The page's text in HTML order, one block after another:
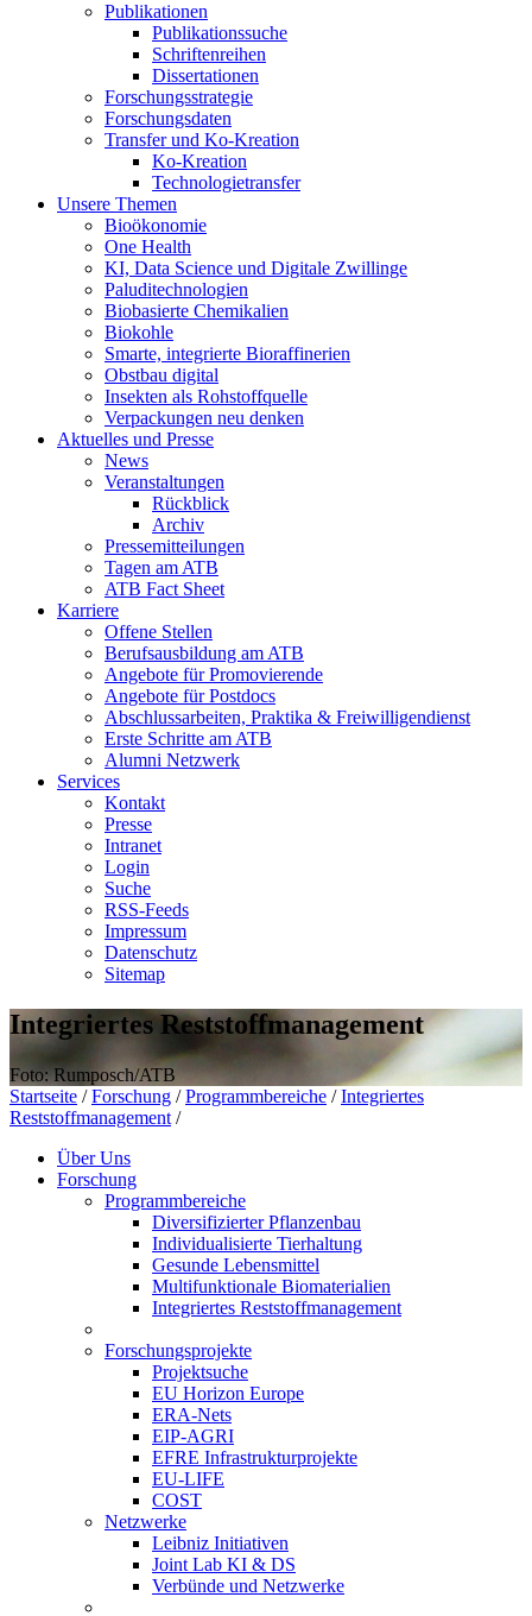
Publikationen
Publikationssuche
Schriftenreihen
Dissertationen
Forschungsstrategie
Forschungsdaten
Transfer und Ko-Kreation
Ko-Kreation
Technologietransfer
Unsere Themen
Bioökonomie
One Health
KI, Data Science und Digitale Zwillinge
Paluditechnologien
Biobasierte Chemikalien
Biokohle
Smarte, integrierte Bioraffinerien
Obstbau digital
Insekten als Rohstoffquelle
Verpackungen neu denken
Aktuelles und Presse
News
Veranstaltungen
Rückblick
Archiv
Pressemitteilungen
Tagen am ATB
ATB Fact Sheet
Karriere
Offene Stellen
Berufsausbildung am ATB
Angebote für Promovierende
Angebote für Postdocs
Abschlussarbeiten, Praktika & Freiwilligendienst
Erste Schritte am ATB
Alumni Netzwerk
Services
Kontakt
Presse
Intranet
Login
Suche
RSS-Feeds
Impressum
Datenschutz
Sitemap
Integriertes Reststoffmanagement
Foto: Rumposch/ATB
Startseite / Forschung / Programmbereiche / Integriertes
Reststoffmanagement /
Über Uns
Forschung
Programmbereiche
Diversifizierter Pflanzenbau
Individualisierte Tierhaltung
Gesunde Lebensmittel
Multifunktionale Biomaterialien
Integriertes Reststoffmanagement
Forschungsprojekte
Projektsuche
EU Horizon Europe
ERA-Nets
EIP-AGRI
EFRE Infrastrukturprojekte
EU-LIFE
COST
Netzwerke
Leibniz Initiativen
Joint Lab KI & DS
Verbünde und Netzwerke